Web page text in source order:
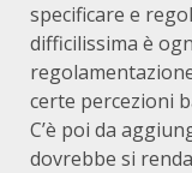
specificare e
difficilissima è
certe percezioni
C’è poi da
dovrebbe si